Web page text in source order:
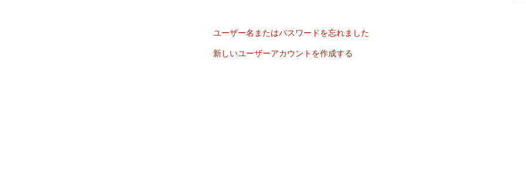
ユーザー名またはパスワードを忘れました
新しいユーザーアカウントを作成する